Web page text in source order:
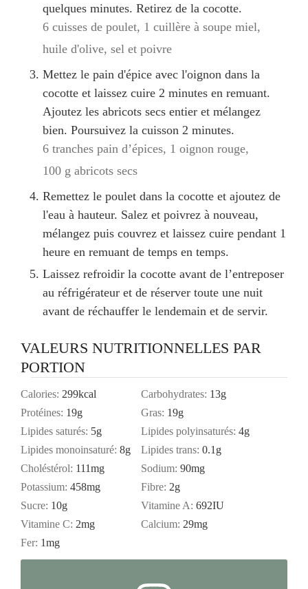
quelques minutes. Retirez de la cocotte.
6 cuisses de poulet, 1 cuillère à soupe miel,
huile d'olive, sel et poivre
Mettez le pain d'épice avec l'oignon dans la
cocotte et laissez cuire 2 minutes en remuant.
Ajoutez les abricots secs entier et mélangez
bien. Poursuivez la cuisson 2 minutes.
6 tranches pain d’épices, 1 oignon rouge,
100 g abricots secs
Remettez le poulet dans la cocotte et ajoutez de
l'eau à hauteur. Salez et poivrez à nouveau,
mélangez puis couvrez et laissez cuire pendant 1
heure en remuant de temps en temps.
Laissez refroidir la cocotte avant de l’entreposer
au réfrigérateur et de réserver toute une nuit
avant de réchauffer le lendemain et de servir.
VALEURS NUTRITIONNELLES PAR
PORTION
Calories: 299kcal Carbohydrates: 13g
Protéines: 19g Gras: 19g
Lipides saturés: 5g Lipides polyinsaturés: 4g
Lipides monoinsaturé: 8g Lipides trans: 0.1g
Choléstérol: 111mg Sodium: 90mg
Potassium: 458mg Fibre: 2g
Sucre: 10g Vitamine A: 692IU
Vitamine C: 2mg Calcium: 29mg
Fer: 1mg